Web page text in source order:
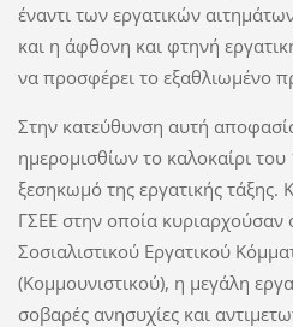
έναντι των εργατικών
και η άφθονη και φτηνή
να προσφέρει το εξαθλιωμένο
Στην κατεύθυνση αυτή
ημερομισθίων το καλοκαίρι
ξεσηκωμό της εργατικής
ΓΣΕΕ στην οποία κυριαρχούσαν
Σοσιαλιστικού Εργατικού
(Κομμουνιστικού), η μεγάλη
σοβαρές ανησυχίες και